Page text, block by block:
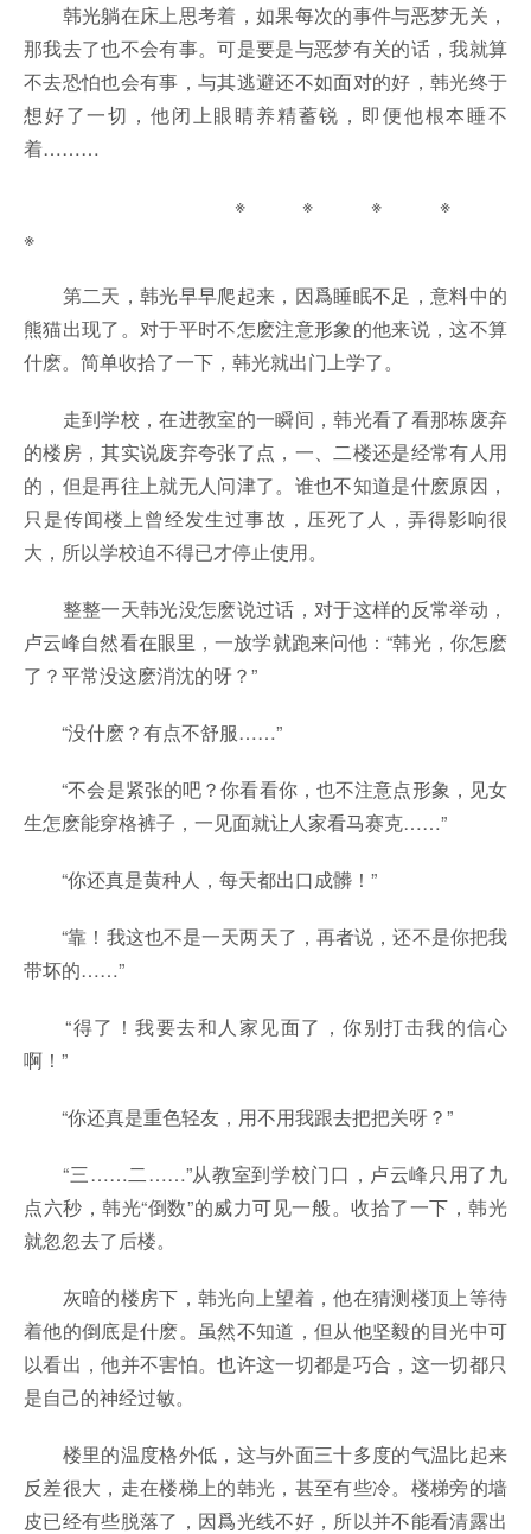
韩光躺在床上思考着，如果每次的事件与恶梦无关，
那我去了也不会有事。可是要是与恶梦有关的话，我就算
不去恐怕也会有事，与其逃避还不如面对的好，韩光终于
想好了一切，他闭上眼睛养精蓄锐，即便他根本睡不
着………
※ ※ ※ ※
※
第二天，韩光早早爬起来，因爲睡眠不足，意料中的
熊猫出现了。对于平时不怎麽注意形象的他来说，这不算
什麽。简单收拾了一下，韩光就出门上学了。
走到学校，在进教室的一瞬间，韩光看了看那栋废弃
的楼房，其实说废弃夸张了点，一、二楼还是经常有人用
的，但是再往上就无人问津了。谁也不知道是什麽原因，
只是传闻楼上曾经发生过事故，压死了人，弄得影响很
大，所以学校迫不得已才停止使用。
整整一天韩光没怎麽说过话，对于这样的反常举动，
卢云峰自然看在眼里，一放学就跑来问他：“韩光，你怎麽
了？平常没这麽消沈的呀？”
“没什麽？有点不舒服……”
“不会是紧张的吧？你看看你，也不注意点形象，见女
生怎麽能穿格裤子，一见面就让人家看马赛克……”
“你还真是黄种人，每天都出口成髒！”
“靠！我这也不是一天两天了，再者说，还不是你把我
带坏的……”
“得了！我要去和人家见面了，你别打击我的信心
啊！”
“你还真是重色轻友，用不用我跟去把把关呀？”
“三……二……”从教室到学校门口，卢云峰只用了九
点六秒，韩光“倒数”的威力可见一般。收拾了一下，韩光
就忽忽去了后楼。
灰暗的楼房下，韩光向上望着，他在猜测楼顶上等待
着他的倒底是什麽。虽然不知道，但从他坚毅的目光中可
以看出，他并不害怕。也许这一切都是巧合，这一切都只
是自己的神经过敏。
楼里的温度格外低，这与外面三十多度的气温比起来
反差很大，走在楼梯上的韩光，甚至有些冷。楼梯旁的墙
皮已经有些脱落了，因爲光线不好，所以并不能看清露出